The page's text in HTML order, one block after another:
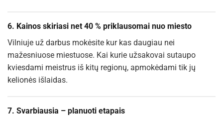
6. Kainos skiriasi net 40 % priklausomai nuo miesto
Vilniuje už darbus mokėsite kur kas daugiau nei
mažesniuose miestuose. Kai kurie užsakovai sutaupo
kviesdami meistrus iš kitų regionų, apmokėdami tik jų
kelionės išlaidas.
7. Svarbiausia – planuoti etapais